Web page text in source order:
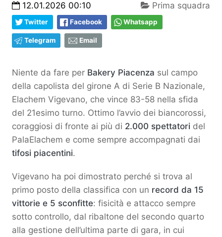
12.01.2026 00:10 Prima squadra
Twitter Facebook Whatsapp
Telegram Email
Niente da fare per Bakery Piacenza sul campo
della capolista del girone A di Serie B Nazionale,
Elachem Vigevano, che vince 83-58 nella sfida
del 21esimo turno. Ottimo l’avvio dei biancorossi,
coraggiosi di fronte ai più di 2.000 spettatori del
PalaElachem e come sempre accompagnati dai
tifosi piacentini.
Vigevano ha poi dimostrato perché si trova al
primo posto della classifica con un record da 15
vittorie e 5 sconfitte: fisicità e attacco sempre
sotto controllo, dal ribaltone del secondo quarto
alla gestione dell’ultima parte di gara, in cui